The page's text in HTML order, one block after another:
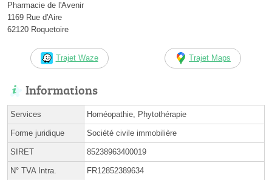
Pharmacie de l'Avenir
1169 Rue d'Aire
62120 Roquetoire
Trajet Waze Trajet Maps
Informations
Services Homéopathie, Phytothérapie
Forme juridique Société civile immobilière
SIRET 85238963400019
N° TVA Intra. FR12852389634